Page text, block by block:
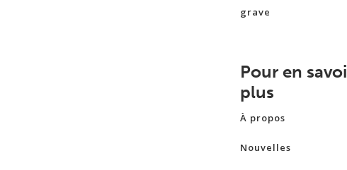
grave
Pour en
plus
À propos
Nouvelles